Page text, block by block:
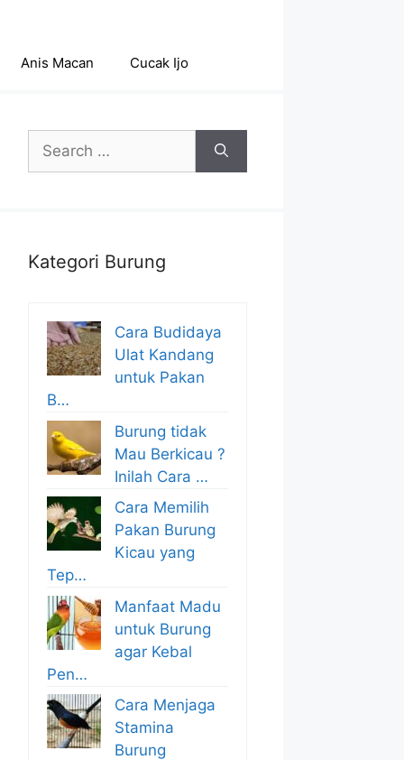
Anis Macan Cucak Ijo
Search
for:
Kategori Burung
Cara Budidaya
Ulat Kandang
untuk Pakan
B…
Burung tidak
Mau Berkicau ?
Inilah Cara …
Cara Memilih
Pakan Burung
Kicau yang
Tep…
Manfaat Madu
untuk Burung
agar Kebal
Pen…
Cara Menjaga
Stamina
Burung